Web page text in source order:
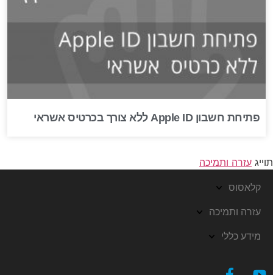
פתיחת חשבון Apple ID ללא צורך בכרטיס אשראי
תוייג עזרה ותמיכה
קלאסוס
עזרה ותמיכה
מידע כללי